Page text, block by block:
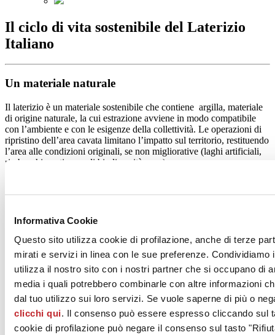
Informativa Cookie
Questo sito utilizza cookie di profilazione, anche di terze
mirati e servizi in linea con le sue preferenze.
utilizza il nostro sito con i nostri partner che si occupano di
media i quali potrebbero combinarle con altre informazioni
dal tuo utilizzo sui loro servizi. Se vuole saperne di più o
clicchi qui. Il consenso può essere espresso cliccando sul
cookie di profilazione può negare il consenso sul tasto
Il ciclo di vita sostenibile del Laterizio
Italiano
Un materiale naturale
Il laterizio è un materiale sostenibile che contiene argilla, materiale
di origine naturale, la cui estrazione avviene in modo compatibile
con l’ambiente e con le esigenze della collettività. Le operazioni di
ripristino dell’area cavata limitano l’impatto sul territorio, restituendo
l’area alle condizioni originali, se non migliorative (laghi artificiali,
rimboschimenti, aree di biodiversità, ecc.).
aggiunte all’argilla sostanze di vario tipo per conferire al “Laterizio
In particolare:
additivi alleggerenticome segatura di legno, perlite, fanghi
di cartiera, polverino di carbone per migliorare le
caratteristiche termiche ed acustiche del prodotto;
quali aggregati inerti e scorie d’altoforno
per aumentare la struttura minerale e variare la plasticità;
altri additivicome il carbonato di bario, ossidi di manganese